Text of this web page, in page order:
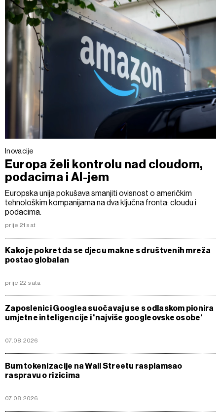
Inovacije
Europa želi kontrolu nad cloudom,
podacima i AI-jem
Europska unija pokušava smanjiti ovisnost o američkim
tehnološkim kompanijama na dva ključna fronta: cloudu i
podacima.
prije 21 sat
Kako je pokret da se djecu makne s društvenih mreža
postao globalan
prije 22 sata
Zaposlenici Googlea suočavaju se s odlaskom pionira
umjetne inteligencije i 'najviše googleovske osobe'
07.08.2026
Bum tokenizacije na Wall Streetu rasplamsao
raspravu o rizicima
07.08.2026